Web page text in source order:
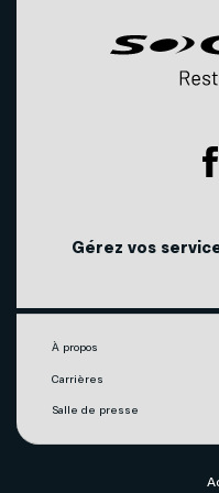
Promotions
Compte et
Mobilité
Capsules vidéos
Nos succursales
Agents mobilité
Gérez vos
À propos
Carrières
Salle de presse